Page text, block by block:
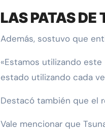
LAS PATAS DE
Además, sostuvo que
«Estamos utilizando
estado utilizando cada
Destacó también que el
Vale mencionar que